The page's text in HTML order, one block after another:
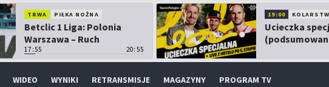
TRWA PIŁKA NOŻNA
Betclic 1 Liga: Polonia
Warszawa – Ruch
Chorzów
17:55 20:55
19:00
Ucieczka
WIDEO WYNIKI RETRANSMISJE MAGAZYNY PROGRAM TV